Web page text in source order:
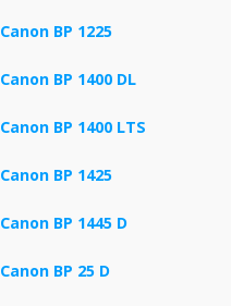
Canon BP 1225
Canon BP 1400 DL
Canon BP 1400 LTS
Canon BP 1425
Canon BP 1445 D
Canon BP 25 D